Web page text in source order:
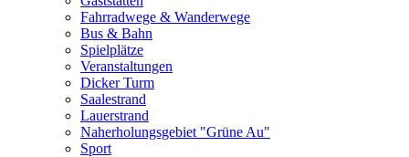
Fahrradwege & Wanderwege
Bus & Bahn
Spielplätze
Veranstaltungen
Dicker Turm
Saalestrand
Lauerstrand
Naherholungsgebiet "Grüne Au"
Sport